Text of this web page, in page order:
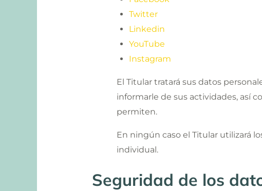
Twitter
Linkedin
YouTube
Instagram
El Titular tratará sus datos
informarle de sus actividades, así
permiten.
En ningún caso el Titular utilizará
individual.
Seguridad de los